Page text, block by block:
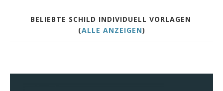
BELIEBTE SCHILD INDIVIDUELL VORLAGEN
(ALLE ANZEIGEN)